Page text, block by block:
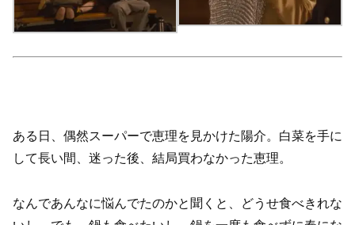
ある日、偶然スーパーで恵理を見かけた陽介。白菜を手に
して長い間、迷った後、結局買わなかった恵理。
なんであんなに悩んでたのかと聞くと、どうせ食べきれな